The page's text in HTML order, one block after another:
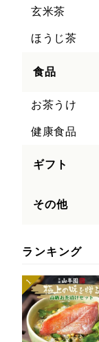
玄米茶
ほうじ茶
食品
お茶うけ
健康食品
ギフト
その他
ランキング